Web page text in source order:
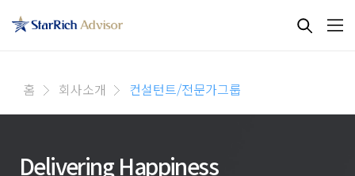
홈 회사소개 컨설턴트/전문가그룹
Delivering Happiness